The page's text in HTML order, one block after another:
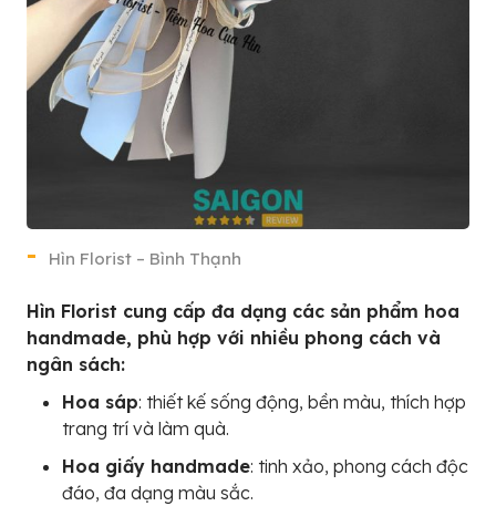
Hìn Florist – Bình Thạnh
Hìn Florist cung cấp đa dạng các sản phẩm hoa
handmade, phù hợp với nhiều phong cách và
ngân sách:
Hoa sáp: thiết kế sống động, bền màu, thích hợp
trang trí và làm quà.
Hoa giấy handmade: tinh xảo, phong cách độc
đáo, đa dạng màu sắc.